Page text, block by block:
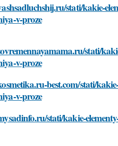
stati/kakie-
v-proze
stati/
v-proze
best.com/stati/
v-proze
stati/kakie-